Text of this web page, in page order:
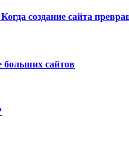
создание сайта
больших сайтов